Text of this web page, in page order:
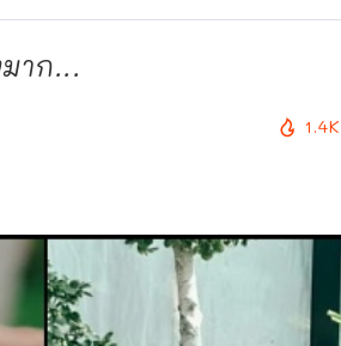
าก...
1.4K